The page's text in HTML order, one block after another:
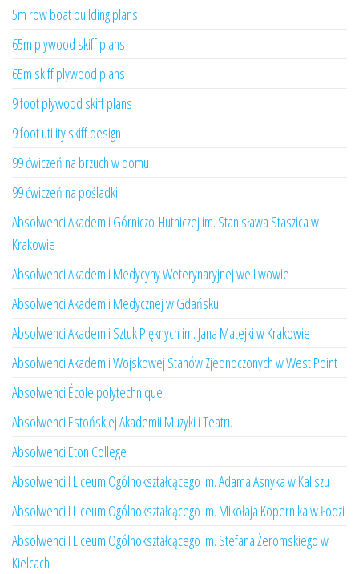
5m row boat building plans
65m plywood skiff plans
65m skiff plywood plans
9 foot plywood skiff plans
9 foot utility skiff design
99 ćwiczeń na brzuch w domu
99 ćwiczeń na pośladki
Absolwenci Akademii Górniczo-Hutniczej im. Stanisława Staszica w
Krakowie
Absolwenci Akademii Medycyny Weterynaryjnej we Lwowie
Absolwenci Akademii Medycznej w Gdańsku
Absolwenci Akademii Sztuk Pięknych im. Jana Matejki w Krakowie
Absolwenci Akademii Wojskowej Stanów Zjednoczonych w West Point
Absolwenci École polytechnique
Absolwenci Estońskiej Akademii Muzyki i Teatru
Absolwenci Eton College
Absolwenci I Liceum Ogólnokształcącego im. Adama Asnyka w Kaliszu
Absolwenci I Liceum Ogólnokształcącego im. Mikołaja Kopernika w Łodzi
Absolwenci I Liceum Ogólnokształcącego im. Stefana Żeromskiego w
Kielcach